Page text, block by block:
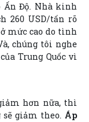
Ấn Độ. Nhà kinh
260 USD/tấn rõ
mức cao do tình
chúng tôi nghe
Trung Quốc vì
hơn nữa, thì
sẽ giảm theo. Áp